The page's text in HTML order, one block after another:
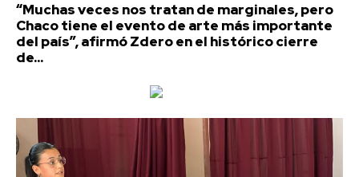
“Muchas veces nos tratan de marginales, pero
Chaco tiene el evento de arte más importante
del país”, afirmó Zdero en el histórico cierre
de...